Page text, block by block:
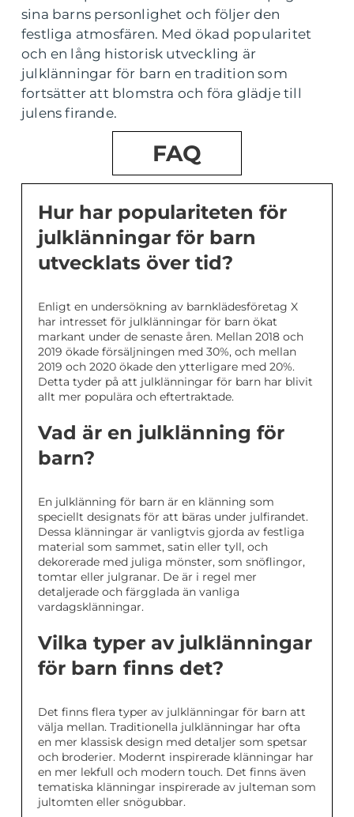
sina barns personlighet och följer den
festliga atmosfären. Med ökad popularitet
och en lång historisk utveckling är
julklänningar för barn en tradition som
fortsätter att blomstra och föra glädje till
julens firande.
FAQ
Hur har populariteten för
julklänningar för barn
utvecklats över tid?
Enligt en undersökning av barnklädesföretag X
har intresset för julklänningar för barn ökat
markant under de senaste åren. Mellan 2018 och
2019 ökade försäljningen med 30%, och mellan
2019 och 2020 ökade den ytterligare med 20%.
Detta tyder på att julklänningar för barn har blivit
allt mer populära och eftertraktade.
Vad är en julklänning för
barn?
En julklänning för barn är en klänning som
speciellt designats för att bäras under julfirandet.
Dessa klänningar är vanligtvis gjorda av festliga
material som sammet, satin eller tyll, och
dekorerade med juliga mönster, som snöflingor,
tomtar eller julgranar. De är i regel mer
detaljerade och färgglada än vanliga
vardagsklänningar.
Vilka typer av julklänningar
för barn finns det?
Det finns flera typer av julklänningar för barn att
välja mellan. Traditionella julklänningar har ofta
en mer klassisk design med detaljer som spetsar
och broderier. Modernt inspirerade klänningar har
en mer lekfull och modern touch. Det finns även
tematiska klänningar inspirerade av julteman som
jultomten eller snögubbar.